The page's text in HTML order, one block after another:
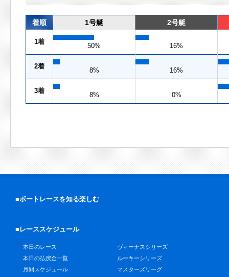
着順 1号艇 2号艇
1着
50% 16%
2着
8% 16%
3着
8% 0%
■ボートレースを知る楽しむ
■レーススケジュール
本日のレース
本日の払戻金一覧
月間スケジュール
ヴィーナスシリーズ
ルーキーシリーズ
マスターズリーグ